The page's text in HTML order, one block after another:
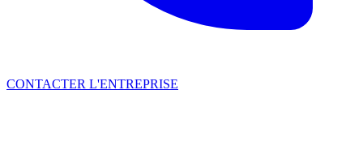
CONTACTER L'ENTREPRISE